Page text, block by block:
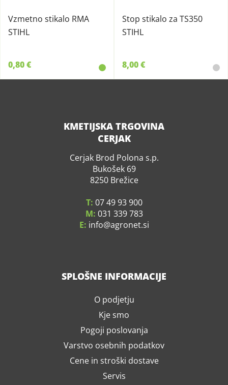
Vzmetno stikalo RMA
STIHL
0,80 €
Stop stikalo za TS350
STIHL
8,00 €
KMETIJSKA TRGOVINA
CERJAK
Cerjak Brod Polona s.p.
Bukošek 69
8250 Brežice
T: 07 49 93 900
M: 031 339 783
E: info agronet.si
SPLOŠNE INFORMACIJE
O podjetju
Kje smo
Pogoji poslovanja
Varstvo osebnih podatkov
Cene in stroški dostave
Servis